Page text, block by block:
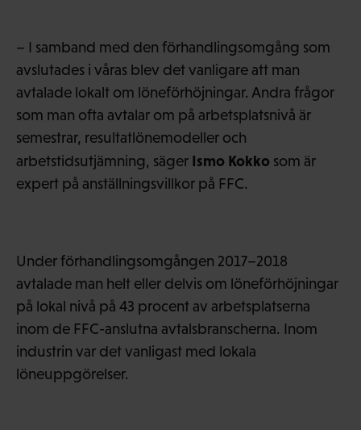
– I samband med den förhandlingsomgång som
avslutades i våras blev det vanligare att man
avtalade lokalt om löneförhöjningar. Andra frågor
som man ofta avtalar om på arbetsplatsnivå är
semestrar, resultatlönemodeller och
arbetstidsutjämning, säger Ismo Kokko som är
expert på anställningsvillkor på FFC.
Under förhandlingsomgången 2017–2018
avtalade man helt eller delvis om löneförhöjningar
på lokal nivå på 43 procent av arbetsplatserna
inom de FFC-anslutna avtalsbranscherna. Inom
industrin var det vanligast med lokala
löneuppgörelser.